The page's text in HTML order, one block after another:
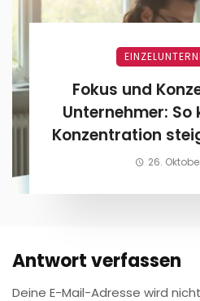
Fokus und
Unternehmer:
Konzentration
für mehr
26.
Antwort verfassen
Deine E-Mail-Adresse wird